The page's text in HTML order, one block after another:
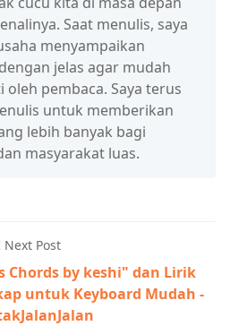
Saat menulis, saya
menyampaikan
jelas agar mudah
oleh pembaca. Saya terus
untuk memberikan
lebih banyak bagi
masyarakat luas.
Next Post
Chords by keshi" dan Lirik
untuk Keyboard Mudah -